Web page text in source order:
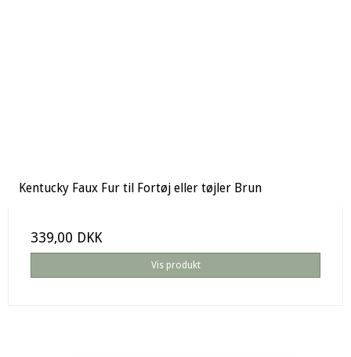
Kentucky Faux Fur til Fortøj eller tøjler Brun
339,00 DKK
Vis produkt